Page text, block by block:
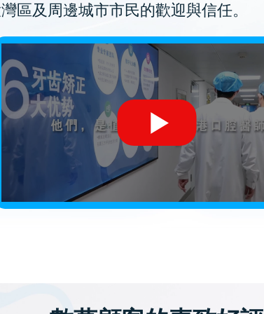
區及周邊城市市民的歡迎與信任。